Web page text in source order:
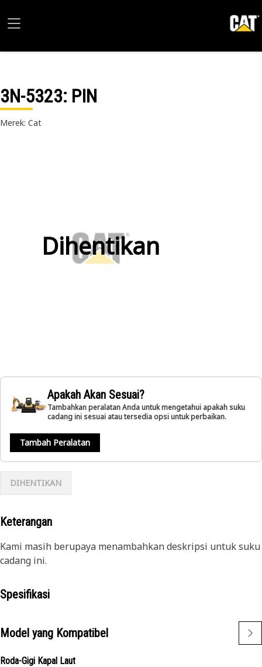
3N-5323: PIN
Merek: Cat
Dihentikan
Apakah Akan Sesuai?
Tambahkan peralatan Anda untuk mengetahui apakah suku
cadang ini sesuai atau tersedia opsi untuk perbaikan.
Tambah Peralatan
DIHENTIKAN
Keterangan
Kami masih berupaya menambahkan deskripsi untuk suku
cadang ini.
Spesifikasi
Model yang Kompatibel
Roda-Gigi Kapal Laut